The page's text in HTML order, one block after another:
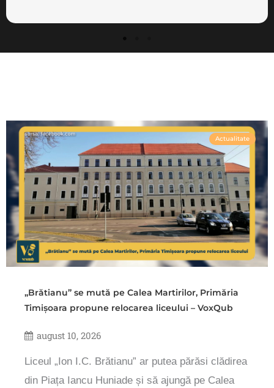
Actualitate
„Brătianu” se mută pe Calea Martirilor, Primăria
Timișoara propune relocarea liceului – VoxQub
august 10, 2026
Liceul „Ion I.C. Brătianu” ar putea părăsi clădirea
din Piața Iancu Huniade și să ajungă pe Calea